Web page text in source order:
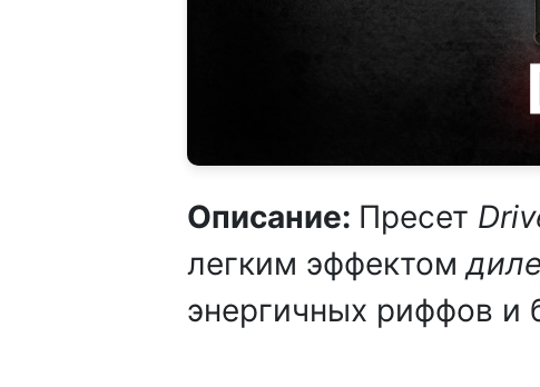
Описание: Пресет
легким эффектом
энергичных риффов и